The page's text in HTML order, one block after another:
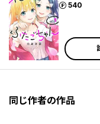
540
ポイント
同じ作者の作品